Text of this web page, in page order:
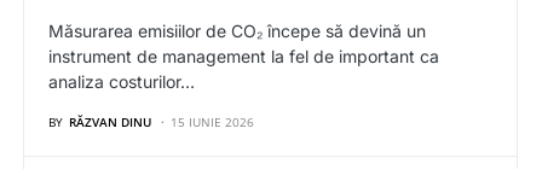
Măsurarea emisiilor de CO₂ începe să devină un
instrument de management la fel de important ca
analiza costurilor…
BY RĂZVAN DINU 15 IUNIE 2026